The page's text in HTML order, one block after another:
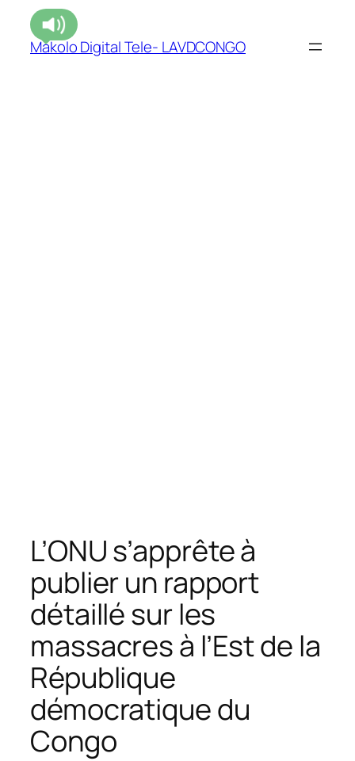
Makolo Digital Tele- LAVDCONGO
L’ONU s’apprête à
publier un rapport
détaillé sur les
massacres à l’Est de la
République
démocratique du
Congo